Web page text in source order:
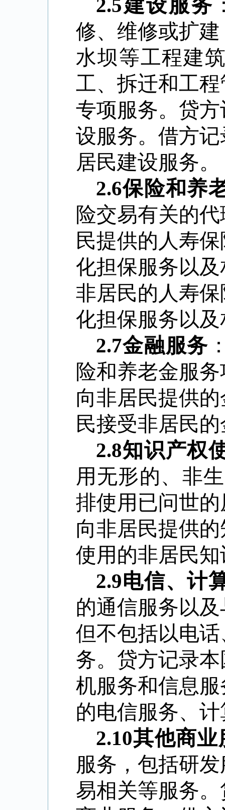
2.5建设服务
修、维修或扩
水坝等工程建
工、拆迁和工
专项服务。贷
设服务。借方
居民建设服务。
2.6保险和养
险交易有关的
民提供的人寿
化担保服务以
非居民的人寿
化担保服务以
2.7金融服务
险和养老金服
向非居民提供
民接受非居民
2.8知识产权
用无形的、非
排使用已问世
向非居民提供
使用的非居民
2.9电信、计
的通信服务以
但不包括以电
务。贷方记录
机服务和信息
的电信服务、
2.10其他商业
服务，包括研
易相关等服务